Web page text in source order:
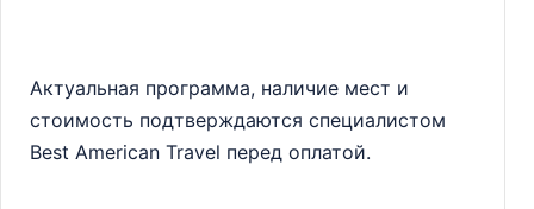
Актуальная программа, наличие мест и
стоимость подтверждаются специалистом
Best American Travel перед оплатой.